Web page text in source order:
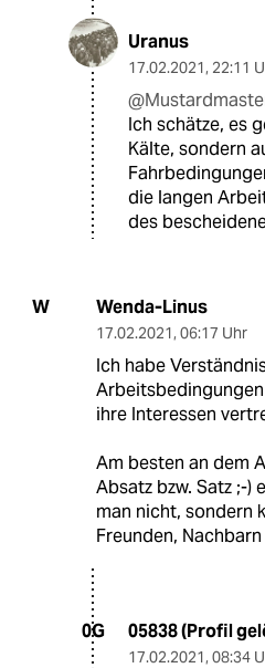
Uranus
17.02.2021, 22:11
Ich schätze, es
Kälte, sondern
die langen
des
W Wenda-Linus
17.02.2021, 06:17 Uhr
Ich habe
ihre Interessen
Am besten an dem
Absatz bzw. Satz ;-)
man nicht, sondern
Freunden,
0G 05838 (Profil
17.02.2021, 08:34